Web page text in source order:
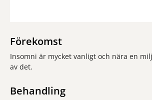
Förekomst
Insomni är mycket vanligt och nära en
av det.
Behandling